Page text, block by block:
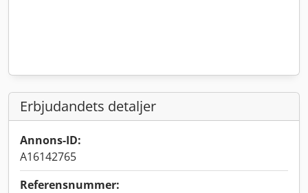
Erbjudandets detaljer
Annons-ID:
A16142765
Referensnummer: